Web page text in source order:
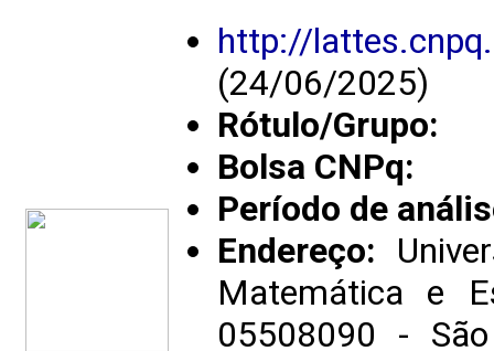
http://
(24/06/2025)
Rótulo/Grupo:
Bolsa CNPq:
Período de
Endereço:
Matemática e
05508090 -